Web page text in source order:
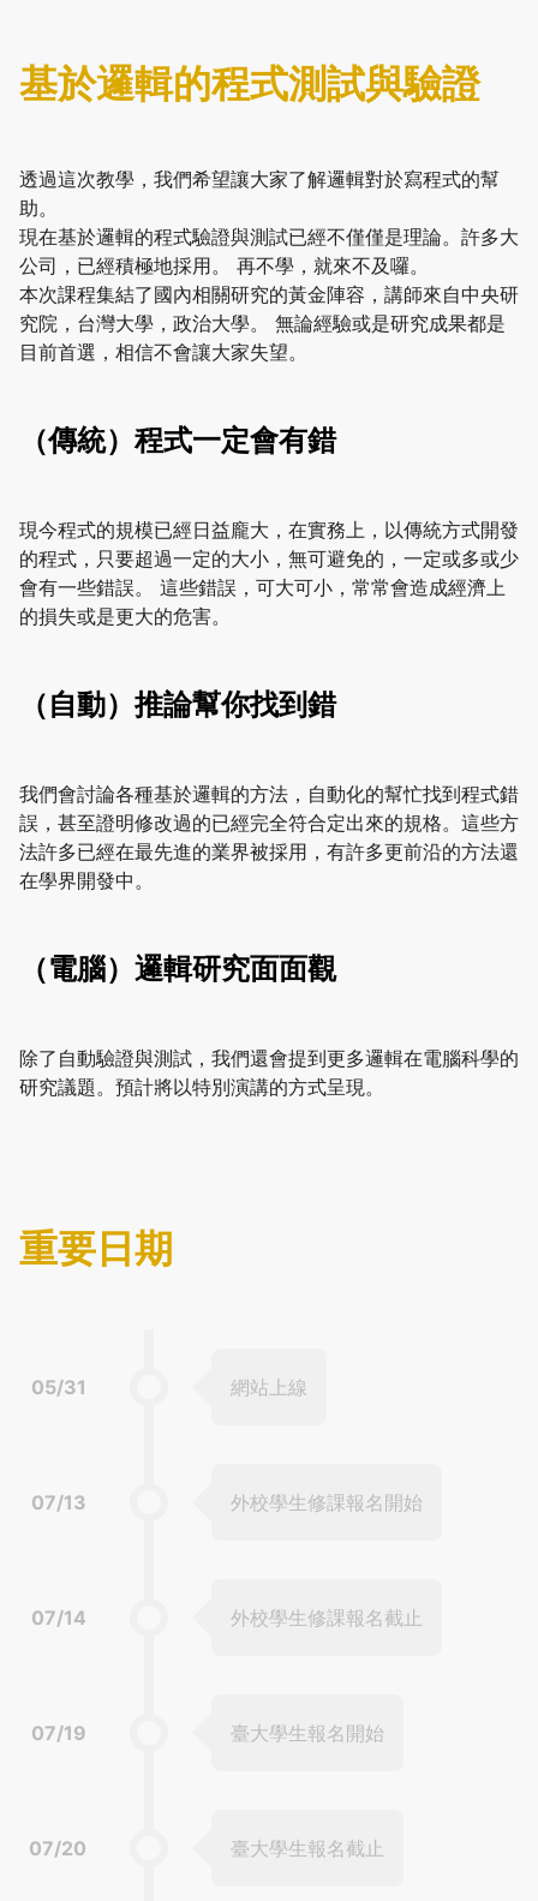
基於邏輯的程式測試與驗證
透過這次教學，我們希望讓大家了解邏輯對於寫程式的幫
助。
現在基於邏輯的程式驗證與測試已經不僅僅是理論。許多大
公司，已經積極地採用。 再不學，就來不及囉。
本次課程集結了國內相關研究的黃金陣容，講師來自中央研
究院，台灣大學，政治大學。 無論經驗或是研究成果都是
目前首選，相信不會讓大家失望。
（傳統）程式一定會有錯
現今程式的規模已經日益龐大，在實務上，以傳統方式開發
的程式，只要超過一定的大小，無可避免的，一定或多或少
會有一些錯誤。 這些錯誤，可大可小，常常會造成經濟上
的損失或是更大的危害。
（自動）推論幫你找到錯
我們會討論各種基於邏輯的方法，自動化的幫忙找到程式錯
誤，甚至證明修改過的已經完全符合定出來的規格。這些方
法許多已經在最先進的業界被採用，有許多更前沿的方法還
在學界開發中。
（電腦）邏輯研究面面觀
除了自動驗證與測試，我們還會提到更多邏輯在電腦科學的
研究議題。預計將以特別演講的方式呈現。
重要日期
05/31 網站上線
07/13 外校學生修課報名開始
07/14 外校學生修課報名截止
07/19 臺大學生報名開始
07/20 臺大學生報名截止